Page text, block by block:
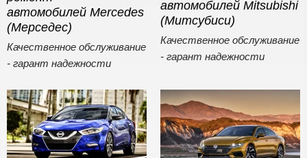
автомобилей Mercedes
(Мерседес)
Качественное обслуживание
- гарант надежности
автомобилей Mitsubishi
(Митсубиси)
Качественное обслуживание
- гарант надежности